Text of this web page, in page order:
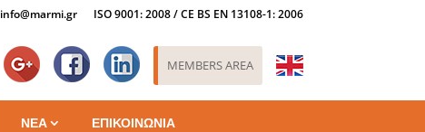
info@marmi.gr ISO 9001: 2008 / CE BS EN 13108-1: 2006
Goo Fac lin MEMBERS AREA
ΝΕΑ ΕΠΙΚΟΙΝΩΝΙΑ